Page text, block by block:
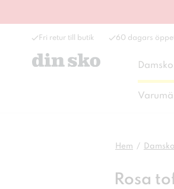
Fri retur till butik 60 dagars
Hem
Rosa